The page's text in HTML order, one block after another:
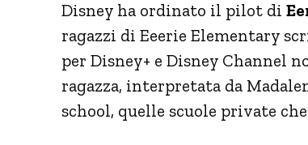
Disney ha ordinato il pilot di
ragazzi di Eeerie Elementary
per Disney+ e Disney Channel
ragazza, interpretata da
school, quelle scuole private